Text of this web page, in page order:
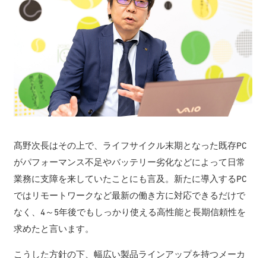
髙野次長はその上で、ライフサイクル末期となった既存PC
がパフォーマンス不足やバッテリー劣化などによって日常
業務に支障を来していたことにも言及。新たに導入するPC
ではリモートワークなど最新の働き方に対応できるだけで
なく、4～5年後でもしっかり使える高性能と長期信頼性を
求めたと言います。
こうした方針の下、幅広い製品ラインアップを持つメーカ